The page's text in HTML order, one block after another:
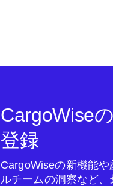
CargoWise
登録
CargoWiseの新機能
ルチームの洞察など、